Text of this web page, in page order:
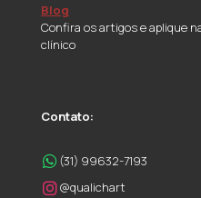
Blog
Confira os artigos e aplique
clínico
Contato:
(31) 99632-7193
@qualichart